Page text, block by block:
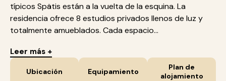
típicos Spätis están a la vuelta de la esquina. La
residencia ofrece 8 estudios privados llenos de luz y
totalmente amueblados. Cada espacio...
Leer más +
Ubicación Equipamiento
Plan de
alojamiento